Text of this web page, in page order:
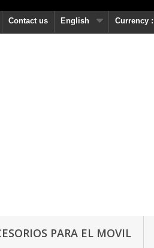
Currency :
English
Contact us
PARA EL MOVIL